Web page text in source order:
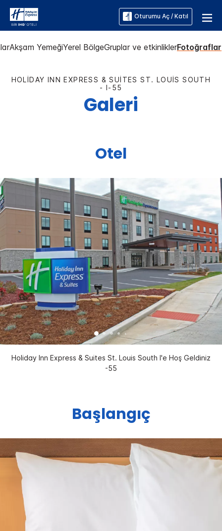
Oturumu Aç / Katıl
Akşam YemeğiYerel BölgeGruplar ve etkinliklerFotoğraflar
HOLIDAY INN EXPRESS & SUITES ST. LOUIS SOUTH
- I-55
Galeri
Otel
Holiday Inn Express & Suites St. Louis South I'e Hoş Geldiniz
-55
Başlangıç